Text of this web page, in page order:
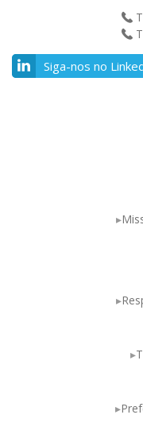
Siga-nos no